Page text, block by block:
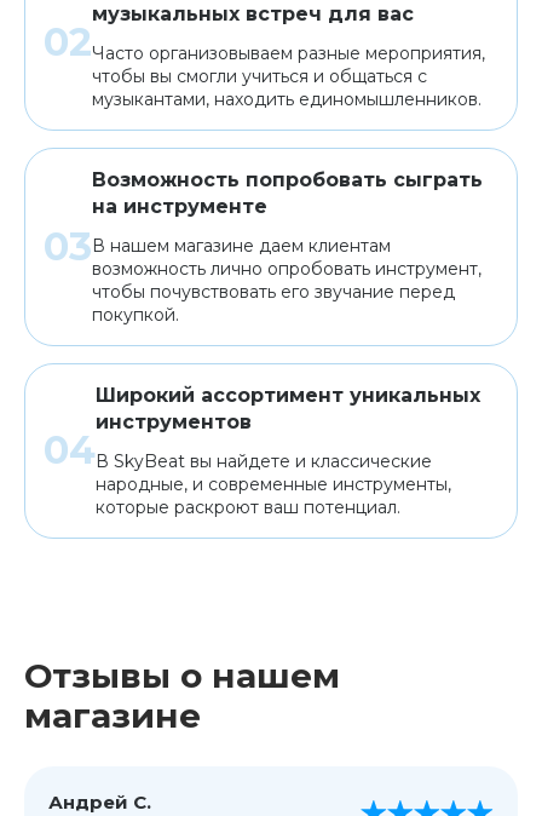
музыкальных встреч для вас
Часто организовываем разные мероприятия,
чтобы вы смогли учиться и общаться с
музыкантами, находить единомышленников.
Возможность попробовать сыграть
на инструменте
В нашем магазине даем клиентам
возможность лично опробовать инструмент,
чтобы почувствовать его звучание перед
покупкой.
Широкий ассортимент уникальных
инструментов
В SkyBeat вы найдете и классические
народные, и современные инструменты,
которые раскроют ваш потенциал.
Отзывы о нашем
магазине
Андрей С.